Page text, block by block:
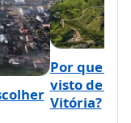
Por que o
visto de
Vitória?